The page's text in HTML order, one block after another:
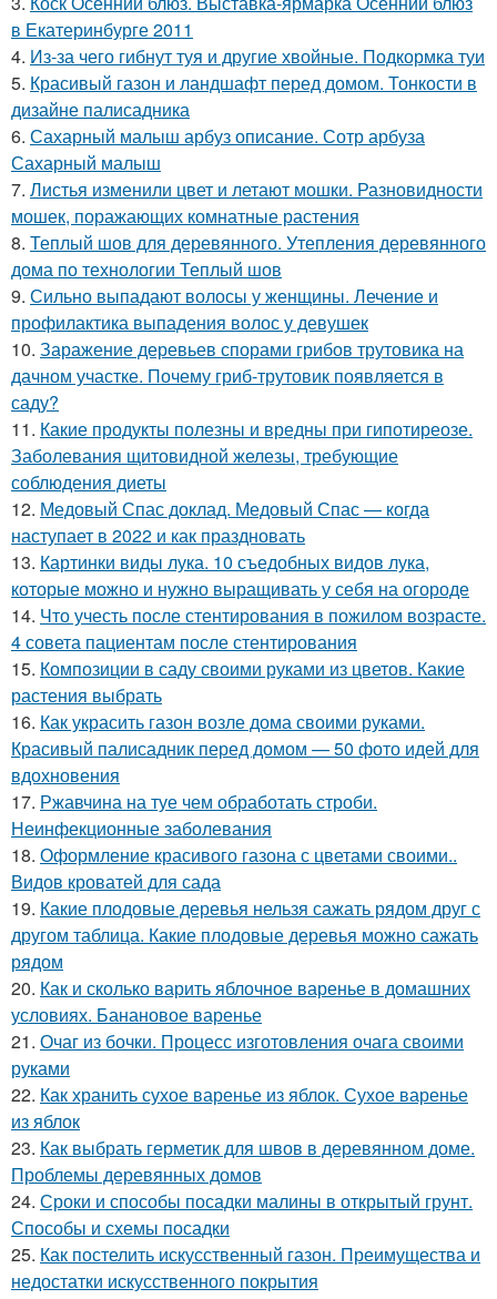
в Екатеринбурге 2011
4. Из-за чего гибнут туя и другие хвойные. Подкормка туи
5. Красивый газон и ландшафт перед домом. Тонкости в
дизайне палисадника
6. Сахарный малыш арбуз описание. Сотр арбуза
Сахарный малыш
7. Листья изменили цвет и летают мошки. Разновидности
мошек, поражающих комнатные растения
8. Теплый шов для деревянного. Утепления деревянного
дома по технологии Теплый шов
9. Сильно выпадают волосы у женщины. Лечение и
профилактика выпадения волос у девушек
10. Заражение деревьев спорами грибов трутовика на
дачном участке. Почему гриб-трутовик появляется в
саду?
11. Какие продукты полезны и вредны при гипотиреозе.
Заболевания щитовидной железы, требующие
соблюдения диеты
12. Медовый Спас доклад. Медовый Спас — когда
наступает в 2022 и как праздновать
13. Картинки виды лука. 10 съедобных видов лука,
которые можно и нужно выращивать у себя на огороде
14. Что учесть после стентирования в пожилом возрасте.
4 совета пациентам после стентирования
15. Композиции в саду своими руками из цветов. Какие
растения выбрать
16. Как украсить газон возле дома своими руками.
Красивый палисадник перед домом — 50 фото идей для
вдохновения
17. Ржавчина на туе чем обработать строби.
Неинфекционные заболевания
18. Оформление красивого газона с цветами своими..
Видов кроватей для сада
19. Какие плодовые деревья нельзя сажать рядом друг с
другом таблица. Какие плодовые деревья можно сажать
рядом
20. Как и сколько варить яблочное варенье в домашних
условиях. Банановое варенье
21. Очаг из бочки. Процесс изготовления очага своими
руками
22. Как хранить сухое варенье из яблок. Сухое варенье
из яблок
23. Как выбрать герметик для швов в деревянном доме.
Проблемы деревянных домов
24. Сроки и способы посадки малины в открытый грунт.
Способы и схемы посадки
25. Как постелить искусственный газон. Преимущества и
недостатки искусственного покрытия